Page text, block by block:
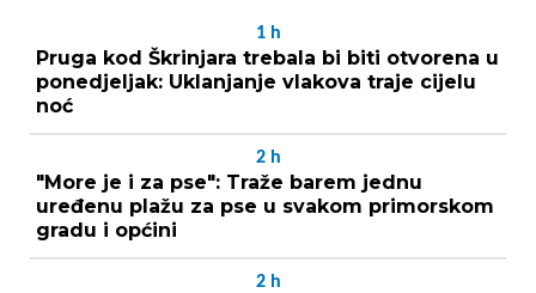
1 h
Pruga kod Škrinjara trebala bi biti otvorena u
ponedjeljak: Uklanjanje vlakova traje cijelu
noć
2 h
"More je i za pse": Traže barem jednu
uređenu plažu za pse u svakom primorskom
gradu i općini
2 h